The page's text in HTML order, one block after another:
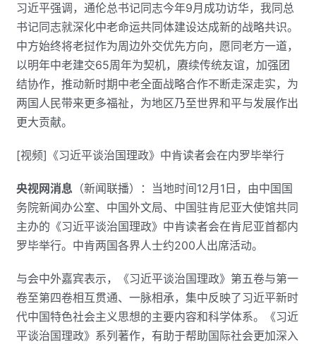
习近平强调，通伦总书记同志今年9月成功访华，我同总
书记同志就深化中老命运共同体建设达成新的战略共识。
中方始终将老挝作为周边外交优先方向，愿同老方一道，
以明年中老建交65周年为契机，赓续传统友谊，加强团
结协作，推动新时期中老全面战略合作不断走深走实，为
两国人民带来更多福祉，为地区乃至世界和平与发展作出
更大贡献。
[视频]《习近平谈治国理政》中肯读者会在内罗毕举行
央视网消息 （新闻联播）：当地时间12月1日，由中国国
务院新闻办公室、中国外文局、中国驻肯尼亚大使馆共同
主办的《习近平谈治国理政》中肯读者会在肯尼亚首都内
罗毕举行。中肯两国各界人士约200人出席活动。
与会中外嘉宾表示，《习近平谈治国理政》第五卷与第一
卷至第四卷相互贯通、一脉相承，集中反映了习近平新时
代中国特色社会主义思想的主要内容和科学体系。《习近
平谈治国理政》系列著作，有助于帮助国际社会更加深入